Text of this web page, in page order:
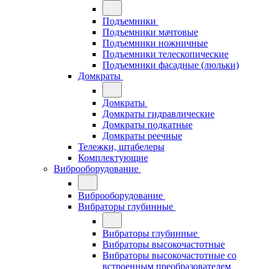
Подъемники
Подъемники мачтовые
Подъемники ножничные
Подъемники телескопические
Подъемники фасадные (люльки)
Домкраты
Домкраты
Домкраты гидравлические
Домкраты подкатные
Домкраты реечные
Тележки, штабелеры
Комплектующие
Виброоборудование
Виброоборудование
Вибраторы глубинные
Вибраторы глубинные
Вибраторы высокочастотные
Вибраторы высокочастотные со
встроенным преобразователем